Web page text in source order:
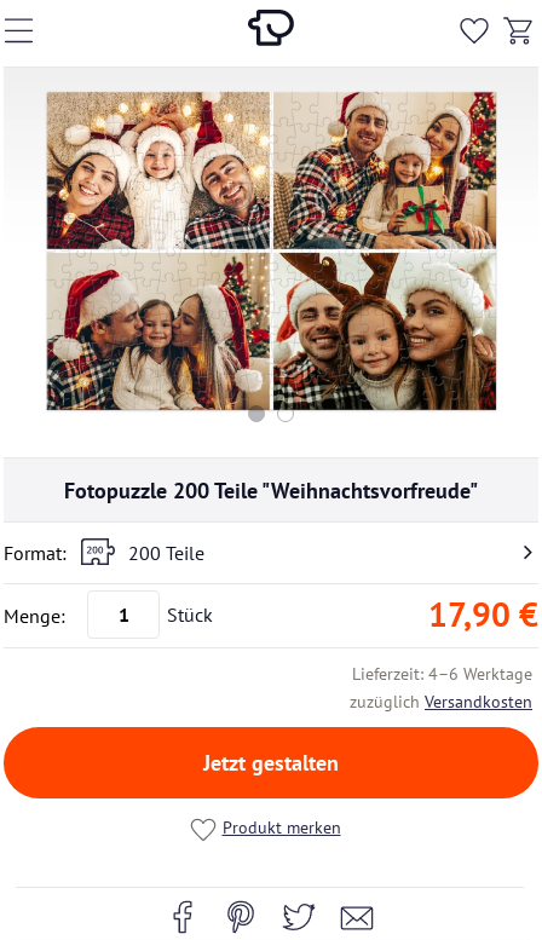
Fotopuzzle 200 Teile "Weihnachtsvorfreude"
200 Teile
Stück 17,90 €
Lieferzeit: 4–6 Werktage
zuzüglich Versandkosten
Jetzt gestalten
Produkt merken